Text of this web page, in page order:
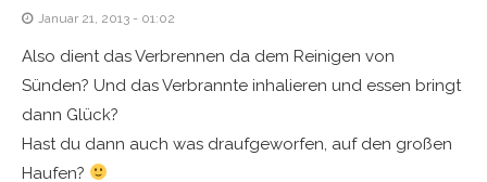
Januar 21, 2013 - 01:02
Also dient das Verbrennen da dem Reinigen von
Sünden? Und das Verbrannte inhalieren und essen bringt
dann Glück?
Hast du dann auch was draufgeworfen, auf den großen
Haufen?